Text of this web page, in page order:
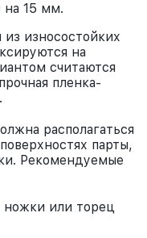
на 15 мм.
износостойких
на
считаются
пленка-
располагаться
парты,
Рекомендуемые
ножки или торец